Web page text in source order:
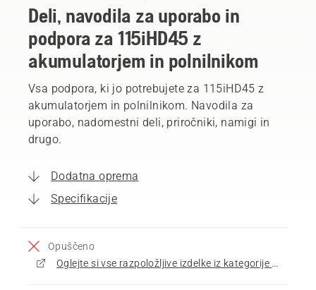
Deli, navodila za uporabo in
podpora za 115iHD45 z
akumulatorjem in polnilnikom
Vsa podpora, ki jo potrebujete za 115iHD45 z
akumulatorjem in polnilnikom. Navodila za
uporabo, nadomestni deli, priročniki, namigi in
drugo.
Dodatna oprema
Specifikacije
Opuščeno
Oglejte si vse razpoložljive izdelke iz kategorije Obrezovalniki žive meje